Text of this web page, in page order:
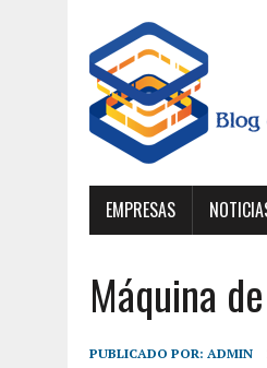
EMPRESAS
Máquina
PUBLICADO POR: ADMIN